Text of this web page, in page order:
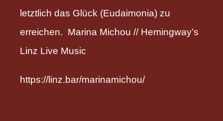
letztlich das Glück (Eudaimonia) zu
erreichen. Marina Michou // Hemingway’s
Linz Live Music
https://linz.bar/marinamichou/